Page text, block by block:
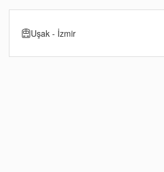
Uşak - İzmir